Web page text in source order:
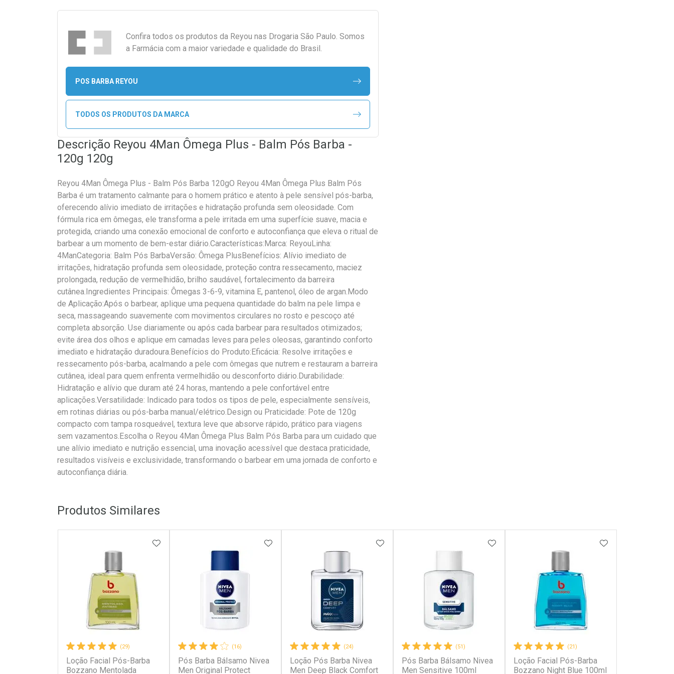
Confira todos os produtos da Reyou nas Drogaria São Paulo. Somos
a Farmácia com a maior variedade e qualidade do Brasil.
POS BARBA REYOU
TODOS OS PRODUTOS DA MARCA
Descrição Reyou 4Man Ômega Plus - Balm Pós Barba -
120g 120g
Reyou 4Man Ômega Plus - Balm Pós Barba 120gO Reyou 4Man Ômega Plus Balm Pós
Barba é um tratamento calmante para o homem prático e atento à pele sensível pós-barba,
oferecendo alívio imediato de irritações e hidratação profunda sem oleosidade. Com
fórmula rica em ômegas, ele transforma a pele irritada em uma superfície suave, macia e
protegida, criando uma conexão emocional de conforto e autoconfiança que eleva o ritual de
barbear a um momento de bem-estar diário.Características:Marca: ReyouLinha:
4ManCategoria: Balm Pós BarbaVersão: Ômega PlusBenefícios: Alívio imediato de
irritações, hidratação profunda sem oleosidade, proteção contra ressecamento, maciez
prolongada, redução de vermelhidão, brilho saudável, fortalecimento da barreira
cutânea.Ingredientes Principais: Ômegas 3-6-9, vitamina E, pantenol, óleo de argan.Modo
de Aplicação:Após o barbear, aplique uma pequena quantidade do balm na pele limpa e
seca, massageando suavemente com movimentos circulares no rosto e pescoço até
completa absorção. Use diariamente ou após cada barbear para resultados otimizados;
evite área dos olhos e aplique em camadas leves para peles oleosas, garantindo conforto
imediato e hidratação duradoura.Benefícios do Produto:Eficácia: Resolve irritações e
ressecamento pós-barba, acalmando a pele com ômegas que nutrem e restauram a barreira
cutânea, ideal para quem enfrenta vermelhidão ou desconforto diário.Durabilidade:
Hidratação e alívio que duram até 24 horas, mantendo a pele confortável entre
aplicações.Versatilidade: Indicado para todos os tipos de pele, especialmente sensíveis,
em rotinas diárias ou pós-barba manual/elétrico.Design ou Praticidade: Pote de 120g
compacto com tampa rosqueável, textura leve que absorve rápido, prático para viagens
sem vazamentos.Escolha o Reyou 4Man Ômega Plus Balm Pós Barba para um cuidado que
une alívio imediato e nutrição essencial, uma inovação acessível que destaca praticidade,
resultados visíveis e exclusividade, transformando o barbear em uma jornada de conforto e
autoconfiança diária.
Produtos Similares
(29)
Loção Facial Pós-Barba
Bozzano Mentolada
ADICIONAR AOS FAVORITOS
(16)
Pós Barba Bálsamo Nivea
Men Original Protect
ADICIONAR AOS FAVORITOS
(24)
Loção Pós Barba Nivea
Men Deep Black Comfort
ADICIONAR AOS FAVORITOS
(51)
Pós Barba Bálsamo Nivea
Men Sensitive 100ml
ADICIONAR AOS FAVORITOS
(21)
Loção Facial Pós-Barba
Bozzano Night Blue 100ml
ADICIONAR AOS